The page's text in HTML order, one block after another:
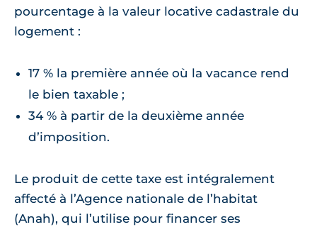
pourcentage à la valeur locative cadastrale du
logement :
17 % la première année où la vacance rend
le bien taxable ;
34 % à partir de la deuxième année
d’imposition.
Le produit de cette taxe est intégralement
affecté à l’Agence nationale de l’habitat
(Anah), qui l’utilise pour financer ses